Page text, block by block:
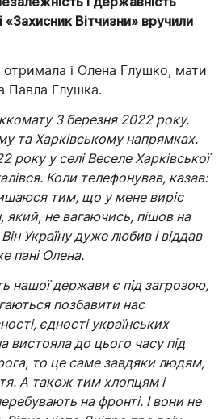
«Захисник Вітчизни» вручили
і Олена Глушко, мати
Павла Глушка.
3 березня 2022 року.
та Харківському напрямках.
року у селі Веселе Харківської
Коли телефонував, казав:
тим, що у мене виріс
не вагаючись, пішов на
Україну дуже любив і віддав
пані Олена.
нашої держави є під загрозою,
позбавити нас
єдності українських
вистояла до цього часу під
то це саме завдяки людям,
А також тим хлопцям і
на фронті. І вони не